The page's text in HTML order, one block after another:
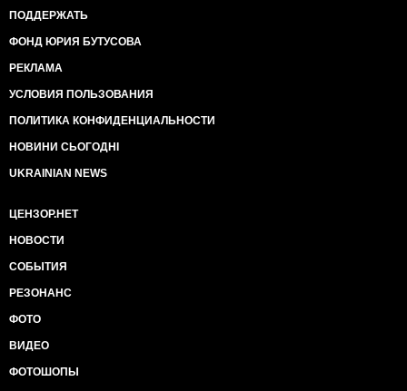
ПОДДЕРЖАТЬ
ФОНД ЮРИЯ БУТУСОВА
РЕКЛАМА
УСЛОВИЯ ПОЛЬЗОВАНИЯ
ПОЛИТИКА КОНФИДЕНЦИАЛЬНОСТИ
НОВИНИ СЬОГОДНІ
UKRAINIAN NEWS
ЦЕНЗОР.НЕТ
НОВОСТИ
СОБЫТИЯ
РЕЗОНАНС
ФОТО
ВИДЕО
ФОТОШОПЫ